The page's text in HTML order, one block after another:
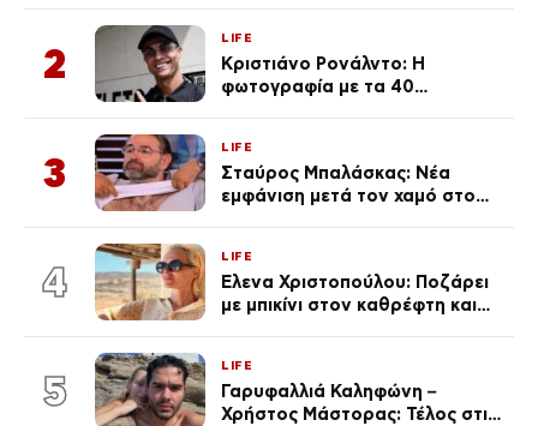
2
LIFE
Κριστιάνο Ρονάλντο: Η
φωτογραφία με τα 40
εκ. likes
3
LIFE
Σταύρος Μπαλάσκας: Νέα
εμφάνιση μετά τον χαμό στο
4
LIFE
Έλενα Χριστοπούλου: Ποζάρει
με μπικίνι στον καθρέφτη και
καθεμία…» (Βίντεο)
5
LIFE
Γαρυφαλλιά Καληφώνη –
Χρήστος Μάστορας: Τέλος στις